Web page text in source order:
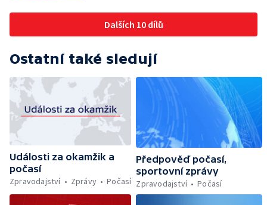
Dalších 10 dílů
Ostatní také sledují
Události za okamžik a
počasí
Zpravodajství
Zprávy Počasí
Předpověď počasí,
sportovní zprávy
Zpravodajství
Počasí